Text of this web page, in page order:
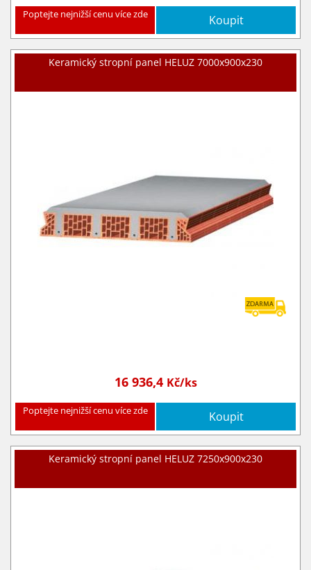
Poptejte nejnižší cenu více zde Koupit
Keramický stropní panel HELUZ 7000x900x230
16 936,4 Kč/ks
Poptejte nejnižší cenu více zde Koupit
Keramický stropní panel HELUZ 7250x900x230